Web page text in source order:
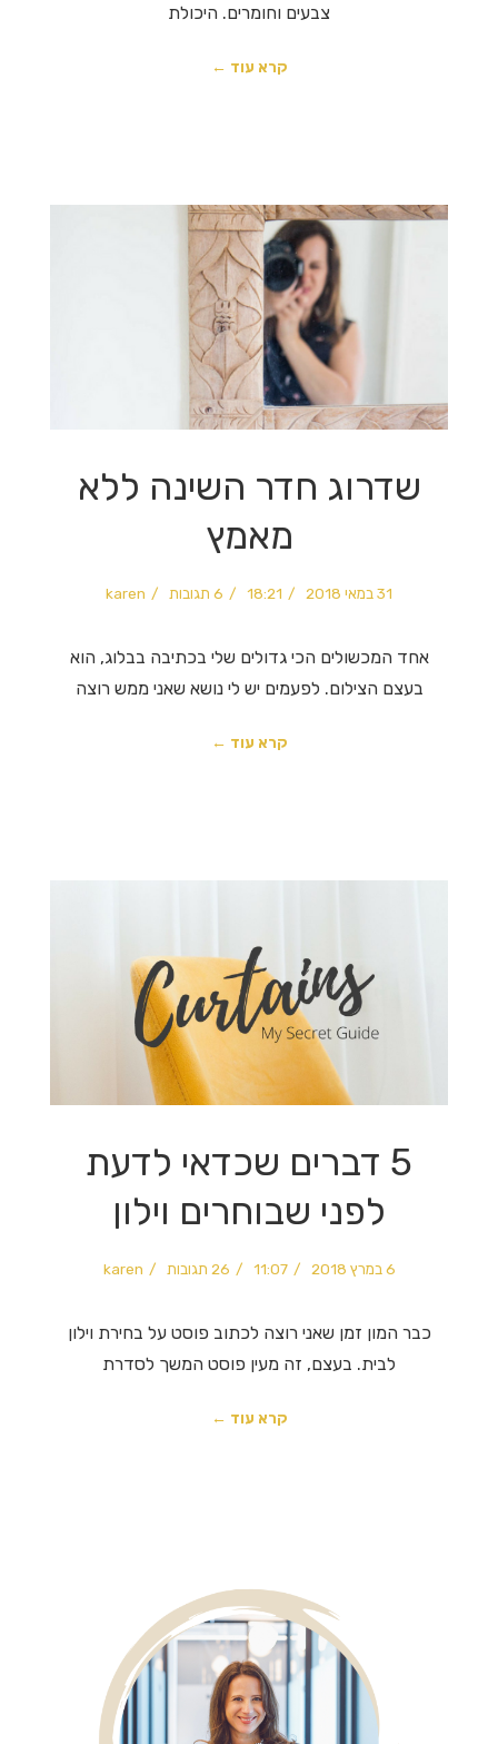
צבעים וחומרים. היכולת
קרא עוד ←
שדרוג חדר השינה ללא
מאמץ
31 במאי 2018 18:21 6 תגובות karen
אחד המכשולים הכי גדולים שלי בכתיבה בבלוג, הוא
בעצם הצילום. לפעמים יש לי נושא שאני ממש רוצה
קרא עוד ←
5 דברים שכדאי לדעת
לפני שבוחרים וילון
6 במרץ 2018 11:07 26 תגובות karen
כבר המון זמן שאני רוצה לכתוב פוסט על בחירת וילון
לבית. בעצם, זה מעין פוסט המשך לסדרת
קרא עוד ←